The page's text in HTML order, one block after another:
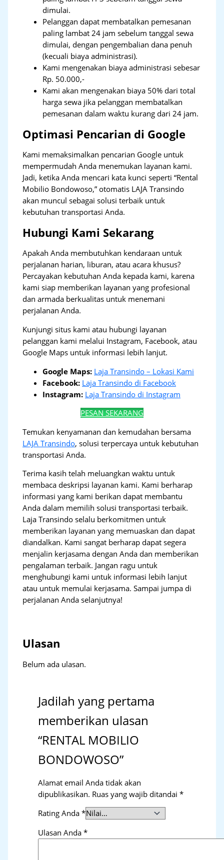
dimulai.
Pelanggan dapat membatalkan pemesanan
paling lambat 24 jam sebelum tanggal sewa
dimulai, dengan pengembalian dana penuh
(kecuali biaya administrasi).
Kami mengenakan biaya administrasi sebesar
Rp. 50.000,-
Kami akan mengenakan biaya 50% dari total
harga sewa jika pelanggan membatalkan
pemesanan dalam waktu kurang dari 24 jam.
Optimasi Pencarian di Google
Kami memaksimalkan pencarian Google untuk
mempermudah Anda menemukan layanan kami.
Jadi, ketika Anda mencari kata kunci seperti “Rental
Mobilio Bondowoso,” otomatis LAJA Transindo
akan muncul sebagai solusi terbaik untuk
kebutuhan transportasi Anda.
Hubungi Kami Sekarang
Apakah Anda membutuhkan kendaraan untuk
perjalanan harian, liburan, atau acara khusus?
Percayakan kebutuhan Anda kepada kami, karena
kami siap memberikan layanan yang profesional
dan armada berkualitas untuk menemani
perjalanan Anda.
Kunjungi situs kami atau hubungi layanan
pelanggan kami melalui Instagram, Facebook, atau
Google Maps untuk informasi lebih lanjut.
Google Maps: Laja Transindo – Lokasi Kami
Facebook: Laja Transindo di Facebook
Instagram: Laja Transindo di Instagram
PESAN SEKARANG
Temukan kenyamanan dan kemudahan bersama
LAJA Transindo, solusi terpercaya untuk kebutuhan
transportasi Anda.
Terima kasih telah meluangkan waktu untuk
membaca deskripsi layanan kami. Kami berharap
informasi yang kami berikan dapat membantu
Anda dalam memilih solusi transportasi terbaik.
Laja Transindo selalu berkomitmen untuk
memberikan layanan yang memuaskan dan dapat
diandalkan. Kami sangat berharap dapat segera
menjalin kerjasama dengan Anda dan memberikan
pengalaman terbaik. Jangan ragu untuk
menghubungi kami untuk informasi lebih lanjut
atau untuk memulai kerjasama. Sampai jumpa di
perjalanan Anda selanjutnya!
Ulasan
Belum ada ulasan.
Jadilah yang pertama
memberikan ulasan
“RENTAL MOBILIO
BONDOWOSO”
Alamat email Anda tidak akan
dipublikasikan. Ruas yang wajib ditandai*
Rating Anda*
Ulasan Anda*